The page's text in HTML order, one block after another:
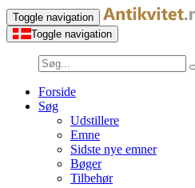
Toggle navigation
Toggle navigation
Forside
Søg
Udstillere
Emne
Sidste nye emner
Bøger
Tilbehør